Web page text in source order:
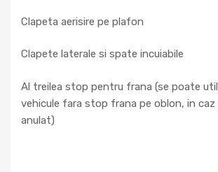
Clapeta aerisire pe plafon
Clapete laterale si spate incuiabile
Al treilea stop pentru frana (se poate
vehicule fara stop frana pe oblon, in
anulat)